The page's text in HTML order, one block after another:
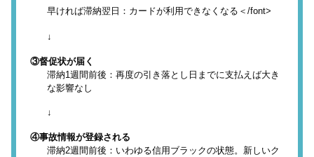
早ければ滞納翌日：カードが利用できなくなる＜/font>
↓
③督促状が届く
滞納1週間前後：再度の引き落とし日までに支払えば大き
な影響なし
↓
④事故情報が登録される
滞納2週間前後：いわゆる信用ブラックの状態。新しいク